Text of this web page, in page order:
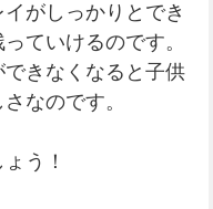
がしっかりとでき
ていけるのです。
きなくなると子供
なのです。
う！